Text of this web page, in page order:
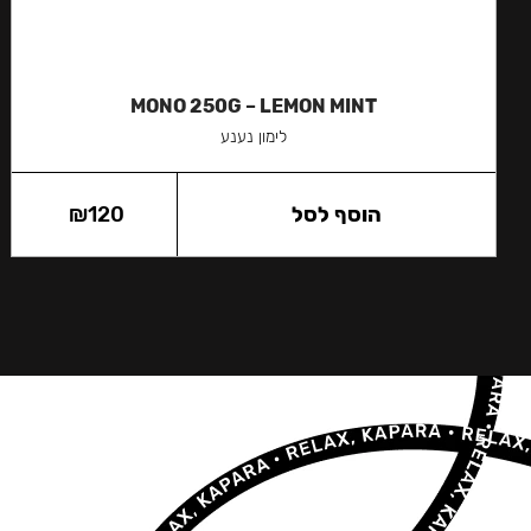
MONO 250G – LEMON MINT
לימון נענע
₪120 הוסף לסל